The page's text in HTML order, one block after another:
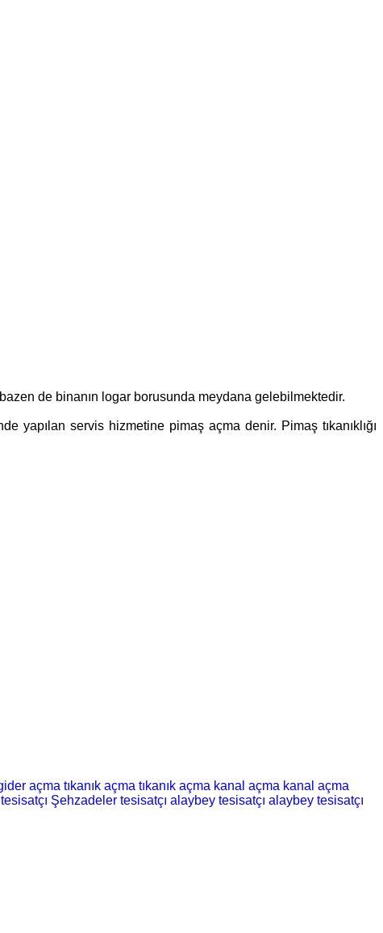
de binanın logar borusunda meydana gelebilmektedir.
yapılan servis hizmetine pimaş açma denir. Pimaş tıkanıklığı
açma tıkanık açma tıkanık açma kanal açma kanal açma
Şehzadeler tesisatçı alaybey tesisatçı alaybey tesisatçı